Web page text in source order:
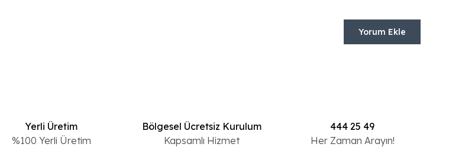
Yorum Ekle
Yerli Üretim
%100 Yerli Üretim
Bölgesel Ücretsiz Kurulum
Kapsamlı Hizmet
444 25 49
Her Zaman Arayın!